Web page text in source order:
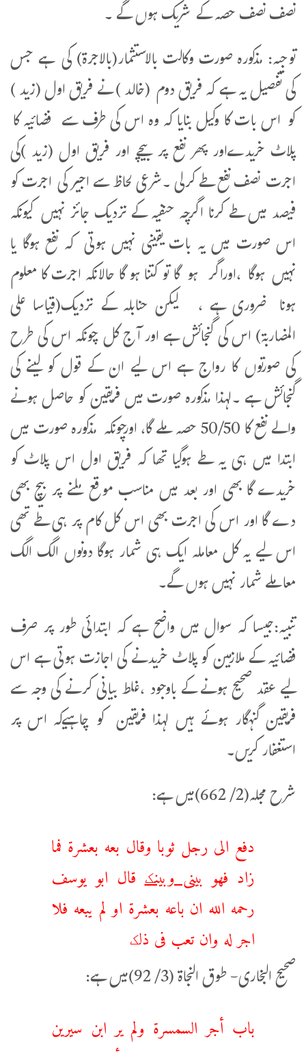
نصف نصف حصہ کے شریک ہوں گے ۔
توجیہ: مذکورہ صورت وکالت بالاستثمار(بالاجرۃ) کی ہے جس
کی تفصیل یہ ہے کہ فریق دوم (خالد ) نے فریق اول (زید )
کو اس بات کا وکیل بنایا کہ وہ اس کی طرف سے فضائیہ کا
پلاٹ خریدےاور پھر نفع پر بیچے اور فریق اول (زید )کی
اجرت نصف نفع طے کرلی ۔شرعی لحاظ سے اجیر کی اجرت کو
فیصد میں طے کرنا اگرچہ حنفیہ کے نزدیک جائز نہیں کیونکہ
اس صورت میں یہ بات یقینی نہیں ہوتی کہ نفع ہوگا یا
نہیں ہوگا ،اوراگر ہو گا تو کتنا ہو گا حالانکہ اجرت کا معلوم
ہونا ضروری ہے ، لیکن حنابلہ کے نزدیک(قیاسا علی
المضاربۃ) اس کی گنجائش ہے اور آج کل چونکہ اس کی طرح
کی صورتوں کا رواج ہے اس لیے ان کے قول کو لینے کی
گنجائش ہے ۔لہذا مذکورہ صورت میں فریقین کو حاصل ہونے
والے نفع کا 50/50 حصہ ملے گا، اورچونکہ مذکورہ صورت میں
ابتدا میں ہی یہ طے ہوگیا تھا کہ فریق اول اس پلاٹ کو
خریدے گا بھی اور بعد میں مناسب موقع ملنے پر بیچ بھی
دے گا اور اس کی اجرت بھی اس کل کام پر ہی طے تھی
اس لیے یہ کل معاملہ ایک ہی شمار ہوگا دونوں الگ الگ
معاملے شمار نہیں ہوں گے۔
تنبیہ:جیسا کہ سوال میں واضح ہے کہ ابتدائی طور پر صرف
فضائیہ کے ملازمین کو پلاٹ خریدنے کی اجازت ہوتی ہے اس
لیے عقد صحیح ہونے کے باوجود ،غلط بیانی کرنے کی وجہ سے
فریقین گنہگار ہوئے ہیں لہذا فریقین کو چاہیےکہ اس پر
استغفار کریں۔
شرح مجلہ(2/ 662)میں ہے:
دفع الی رجل ثوبا وقال بعه بعشرة فما
زاد فهو بینی وبینک قال ابو یوسف
رحمه الله ان باعه بعشرة او لم یبعه فلا
اجر له وان تعب فی ذلک
صحيح البخاری- طوق النجاة (3/ 92)میں ہے:
باب أجر السمسرة ولم ير ابن سيرين